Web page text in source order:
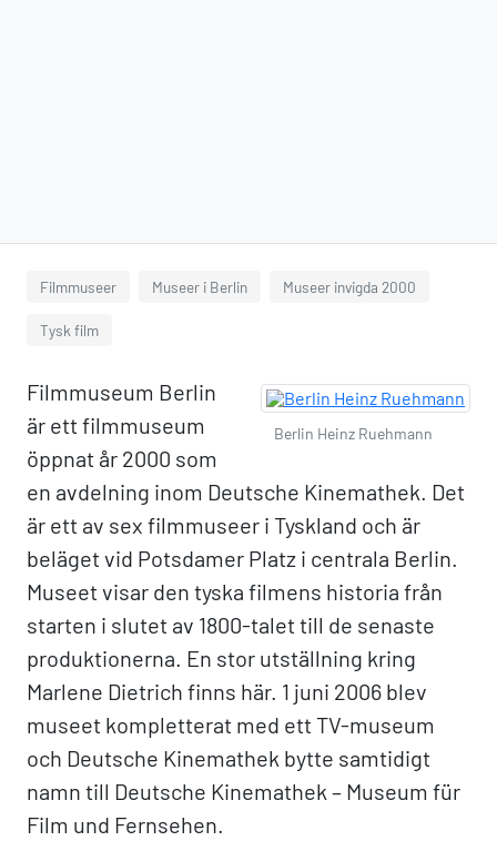
Filmmuseer Museer i Berlin Museer invigda 2000
Tysk film
Berlin Heinz Ruehmann
Filmmuseum Berlin
är ett filmmuseum
öppnat år 2000 som
en avdelning inom Deutsche Kinemathek. Det
är ett av sex filmmuseer i Tyskland och är
beläget vid Potsdamer Platz i centrala Berlin.
Museet visar den tyska filmens historia från
starten i slutet av 1800-talet till de senaste
produktionerna. En stor utställning kring
Marlene Dietrich finns här. 1 juni 2006 blev
museet kompletterat med ett TV-museum
och Deutsche Kinemathek bytte samtidigt
namn till Deutsche Kinemathek – Museum für
Film und Fernsehen.